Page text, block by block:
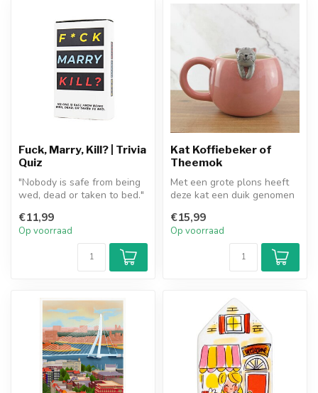
Fuck, Marry, Kill? | Trivia
Quiz
"Nobody is safe from being
wed, dead or taken to bed."
€11,99
Op voorraad
Kat Koffiebeker of
Theemok
Met een grote plons heeft
deze kat een duik genomen
On...
€15,99
Op voorraad